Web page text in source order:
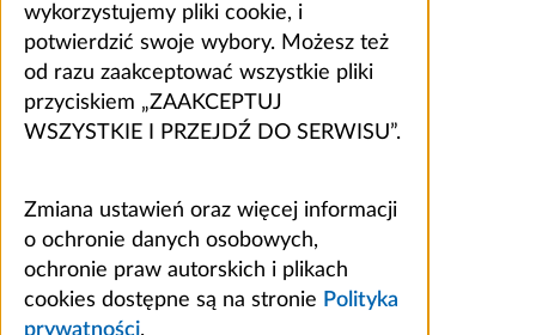
wykorzystujemy pliki cookie, i
potwierdzić swoje wybory. Możesz też
od razu zaakceptować wszystkie pliki
przyciskiem „ZAAKCEPTUJ
WSZYSTKIE I PRZEJDŹ DO SERWISU”.
Zmiana ustawień oraz więcej informacji
o ochronie danych osobowych,
ochronie praw autorskich i plikach
cookies dostępne są na stronie Polityka
prywatności.